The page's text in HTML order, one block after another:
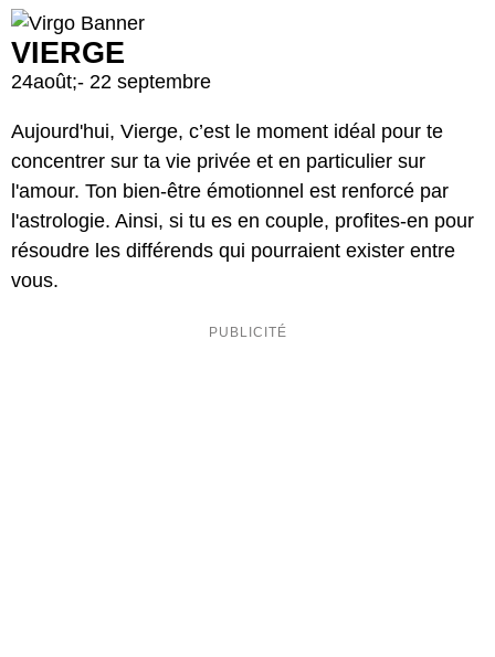
VIERGE
24août;- 22 septembre
Aujourd'hui, Vierge, c’est le moment idéal pour te
concentrer sur ta vie privée et en particulier sur
l'amour. Ton bien-être émotionnel est renforcé par
l'astrologie. Ainsi, si tu es en couple, profites-en pour
résoudre les différends qui pourraient exister entre
vous.